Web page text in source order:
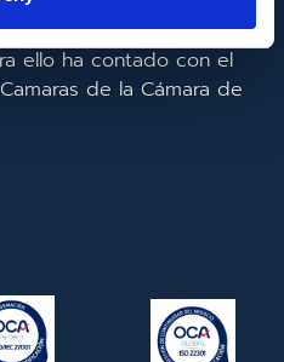
y productividad de
ello ha contado con el
de la Cámara de